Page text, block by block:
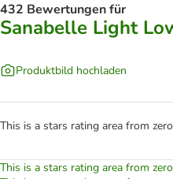
432 Bewertungen für
Sanabelle Light
Produktbild hochladen
This is a stars rating area from
This is a stars rating area from